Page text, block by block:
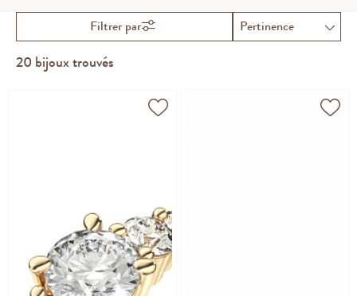
20 bijoux trouvés
Filtrer par